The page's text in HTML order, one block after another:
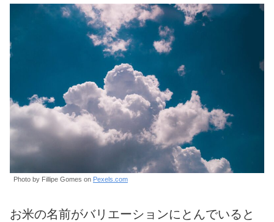
Photo by Fillipe Gomes on Pexels.com
お米の名前がバリエーションにとんでいると